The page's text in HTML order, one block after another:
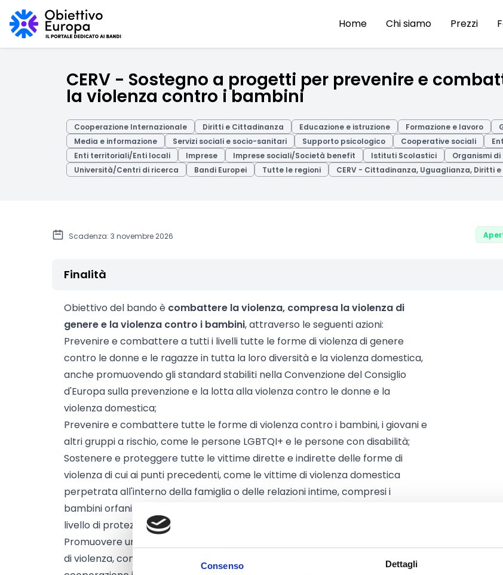
Consenso Dettagli
Home Chi siamo Prezzi
CERV - Sostegno a progetti per prevenire e
la violenza contro i bambini
Cooperazione Internazionale Diritti e Cittadinanza Educazione e istruzione Formazione e lavoro
Media e informazione
Servizi sociali e socio-sanitari Supporto psicologico Cooperative sociali
Enti territoriali/Enti locali
Imprese Imprese sociali/Società benefit Istituti Scolastici Organismi
Università/Centri di ricerca
Bandi Europei Tutte le regioni CERV - Cittadinanza, Uguaglianza, Diritti
Scadenza: 3 novembre 2026
Finalità
Obiettivo del bando è combattere la violenza, compresa la violenza di
genere e la violenza contro i bambini, attraverso le seguenti azioni:
Prevenire e combattere a tutti i livelli tutte le forme di violenza di genere
contro le donne e le ragazze in tutta la loro diversità e la violenza domestica,
anche promuovendo gli standard stabiliti nella Convenzione del Consiglio
d'Europa sulla prevenzione e la lotta alla violenza contro le donne e la
violenza domestica;
Prevenire e combattere tutte le forme di violenza contro i bambini, i giovani e
altri gruppi a rischio, come le persone LGBTQI+ e le persone con disabilità;
Sostenere e proteggere tutte le vittime dirette e indirette delle forme di
violenza di cui ai punti precedenti, come le vittime di violenza domestica
perpetrata all'interno della famiglia o delle relazioni intime, compresi i
bambini orfani a causa di crimini domestici, e sostenere e garantire lo stesso
livello di protezione in tutta l'Unione per le vittime di violenza di genere.
Promuovere un approccio olistico e integrato alla lotta contro tutte le forme
di violenza, compresa quella online, garantendo la prevenzione, la